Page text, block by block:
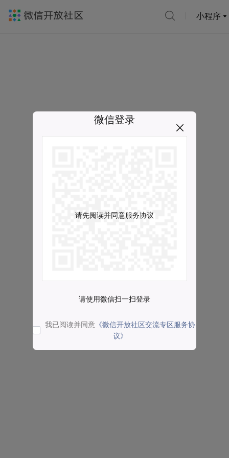
小程序
微信登录
请先阅读并同意服务协议
请使用微信扫一扫登录
我已阅读并同意 《微信开放社区交流专区服务协
议》